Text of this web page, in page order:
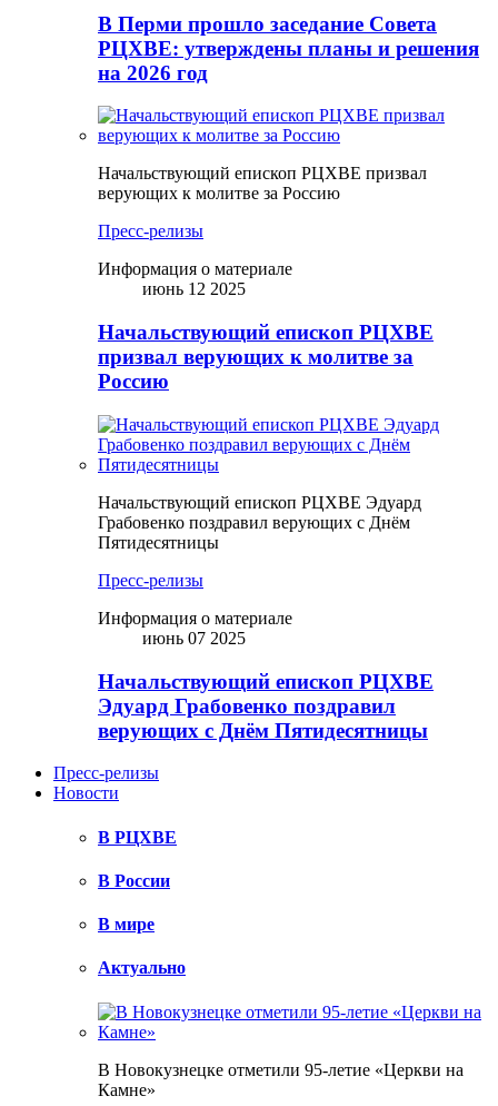
В Перми прошло заседание Совета
РЦХВЕ: утверждены планы и решения
на 2026 год
Начальствующий епископ РЦХВЕ призвал
верующих к молитве за Россию
Пресс-релизы
Информация о материале
июнь 12 2025
Начальствующий епископ РЦХВЕ
призвал верующих к молитве за
Россию
Начальствующий епископ РЦХВЕ Эдуард
Грабовенко поздравил верующих с Днём
Пятидесятницы
Пресс-релизы
Информация о материале
июнь 07 2025
Начальствующий епископ РЦХВЕ
Эдуард Грабовенко поздравил
верующих с Днём Пятидесятницы
Пресс-релизы
Новости
В РЦХВЕ
В России
В мире
Актуально
В Новокузнецке отметили 95-летие «Церкви на
Камне»